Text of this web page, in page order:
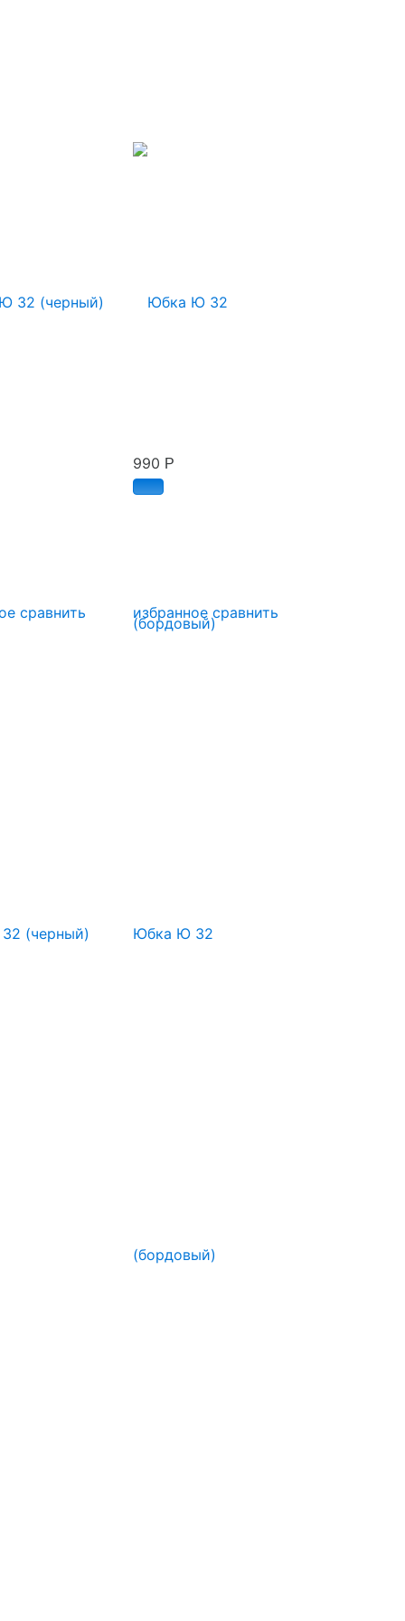
сравнить
(черный)
избранное сравнить
Юбка Ю 32
(бордовый)
990 Р